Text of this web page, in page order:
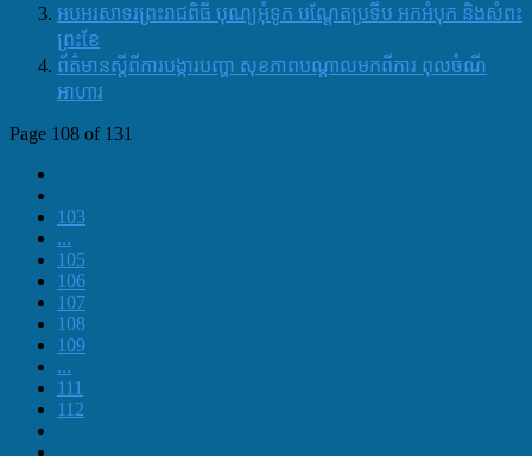
អបអរសាទរព្រះរាជពិធី បុណ្យអុំទូក​ បណ្តែតប្រទីប​ អកអំបុក​ និងសំពះ
ព្រះខែ
ព័ត៌មានស្តីពីការបង្ការបញ្ហា សុខភាពបណ្តាលមកពីការ ពុលចំណី
អាហារ
Page 108 of 131
103
...
105
106
107
108
109
...
111
112